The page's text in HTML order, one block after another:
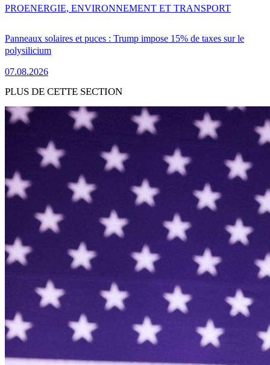
Panneaux solaires et puces : Trump impose 15% de taxes sur le
polysilicium
07.08.2026
PROENERGIE, ENVIRONNEMENT ET TRANSPORT
PLUS DE CETTE SECTION